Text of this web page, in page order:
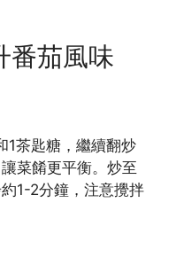
番茄風味
1茶匙糖，繼續翻炒
菜餚更平衡。炒至
1-2分鐘，注意攪拌